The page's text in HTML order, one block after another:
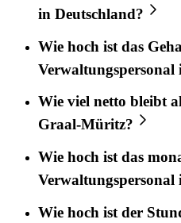
in Deutschland?
Wie hoch ist das
Wie viel netto bleibt
Graal-Müritz?
Wie hoch ist das
Wie hoch ist der